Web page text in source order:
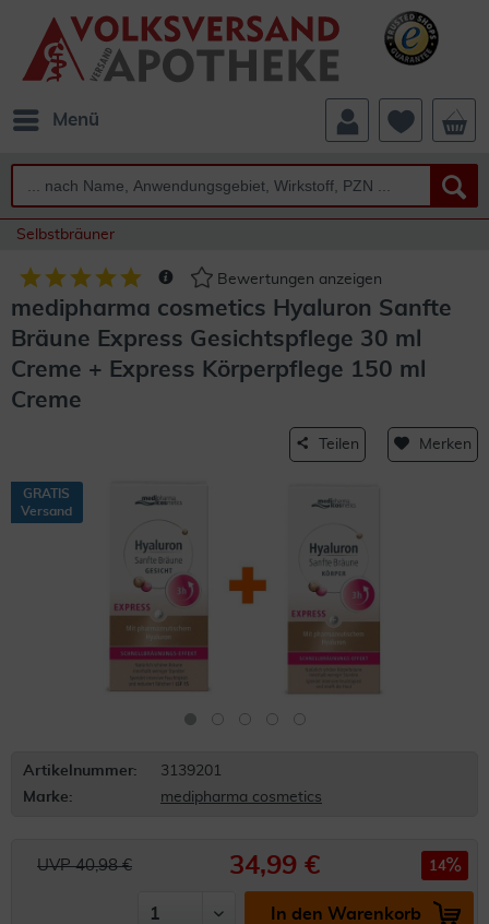
Menü
Selbstbräuner
Bewertungen anzeigen
medipharma cosmetics Hyaluron Sanfte
Bräune Express Gesichtspflege 30 ml
Creme + Express Körperpflege 150 ml
Creme
Teilen Merken
GRATIS
Versand
Artikelnummer:
3139201
Marke:
medipharma cosmetics
UVP 40,98 € 34,99 € 14
In den Warenkorb